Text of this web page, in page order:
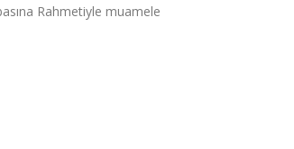
Rahmetiyle muamele